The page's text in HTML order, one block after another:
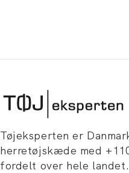
Tøjeksperten er
herretøjskæde med
fordelt over hele